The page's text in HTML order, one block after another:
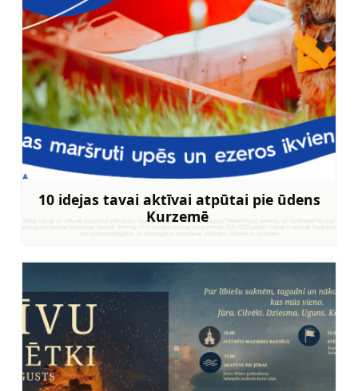
10 idejas tavai aktīvai atpūtai pie ūdens
Kurzemē